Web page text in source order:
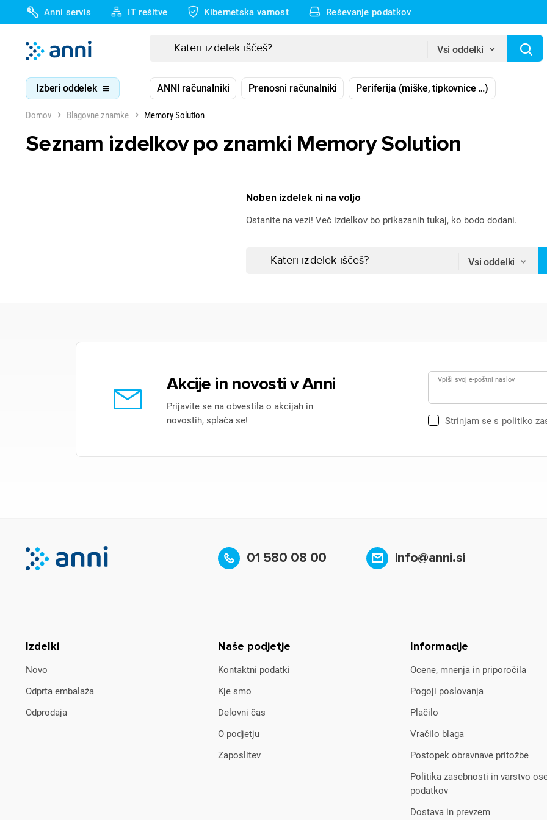
Anni servis IT rešitve Kibernetska varnost Reševanje podatkov
Vsi oddelki
Izberi oddelek ANNI računalniki Prenosni računalniki Periferija (miške, tipkovnice …)
Domov Blagovne znamke Memory Solution
Seznam izdelkov po znamki Memory Solution
Noben izdelek ni na voljo
Ostanite na vezi! Več izdelkov bo prikazanih tukaj, ko bodo dodani.
Vsi oddelki
Akcije in novosti v Anni
Prijavite se na obvestila o akcijah in
novostih, splača se!
Vpiši svoj e-poštni naslov
Strinjam se s politiko
01 580 08 00 info@anni.si
Izdelki
Novo
Odprta embalaža
Odprodaja
Naše podjetje
Kontaktni podatki
Kje smo
Delovni čas
O podjetju
Zaposlitev
Informacije
Ocene, mnenja in priporočila
Pogoji poslovanja
Plačilo
Vračilo blaga
Postopek obravnave pritožbe
Politika zasebnosti in varstvo
podatkov
Dostava in prevzem